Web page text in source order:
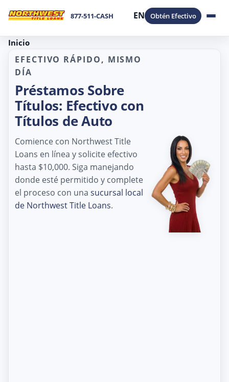
877-511-CASH EN Obtén Efectivo
Inicio
EFECTIVO RÁPIDO, MISMO
DÍA
Préstamos Sobre
Títulos: Efectivo con
Títulos de Auto
Comience con Northwest Title
Loans en línea y solicite efectivo
hasta $10,000. Siga manejando
donde esté permitido y complete
el proceso con una sucursal local
de Northwest Title Loans.